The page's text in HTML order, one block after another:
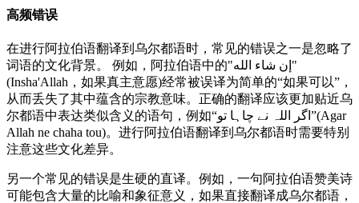
高频错误
在进行阿拉伯语翻译到乌尔都语时，常见的错误之一是忽略了
词语的文化背景。 例如，阿拉伯语中的"إن شاء الله"
(Insha'Allah，如果真主意愿)经常被误译为简单的“如果可以”，
从而丢失了其中蕴含的宗教意味。正确的翻译应该更加贴近乌
尔都语中表达类似含义的语句，例如“اگر اللہ نے چاہا تو”(Agar
Allah ne chaha tou)。进行阿拉伯语翻译到乌尔都语时需要特别
注意这些文化差异。
另一个常见的错误是生硬的直译。例如，一句阿拉伯语赞美诗
可能包含大量的比喻和象征意义，如果直接翻译成乌尔都语，